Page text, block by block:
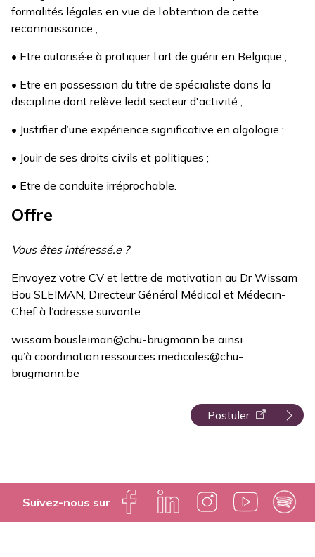
formalités légales en vue de l’obtention de cette
reconnaissance ;
• Etre autorisé·e à pratiquer l’art de guérir en Belgique ;
• Etre en possession du titre de spécialiste dans la
discipline dont relève ledit secteur d'activité ;
• Justifier d’une expérience significative en algologie ;
• Jouir de ses droits civils et politiques ;
• Etre de conduite irréprochable.
Offre
Vous êtes intéressé.e ?
Envoyez votre CV et lettre de motivation au Dr Wissam
Bou SLEIMAN, Directeur Général Médical et Médecin-
Chef à l’adresse suivante :
wissam.bousleiman@chu-brugmann.be ainsi
qu’à coordination.ressources.medicales@chu-
brugmann.be
Postuler
Suivez-nous sur